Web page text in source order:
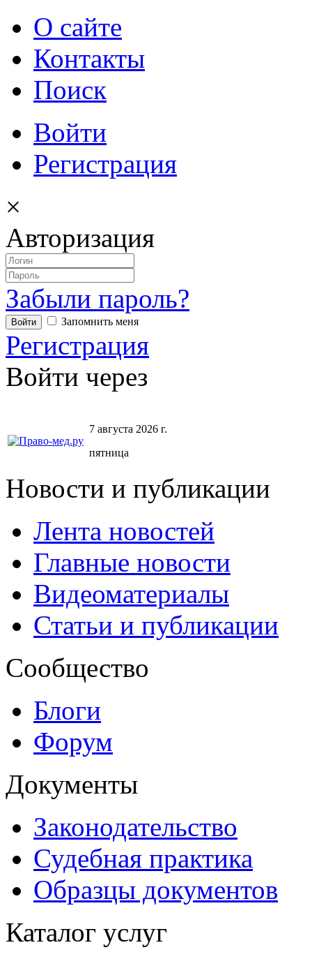
О сайте
Контакты
Поиск
Войти
Регистрация
×
Авторизация
Забыли пароль?
Запомнить меня
Регистрация
Войти через
7 августа 2026 г.
пятница
Новости и публикации
Лента новостей
Главные новости
Видеоматериалы
Статьи и публикации
Сообщество
Блоги
Форум
Документы
Законодательство
Судебная практика
Образцы документов
Каталог услуг